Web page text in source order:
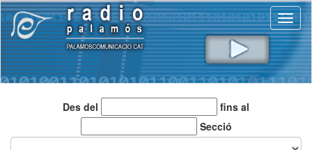
Des del
fins al
Secció